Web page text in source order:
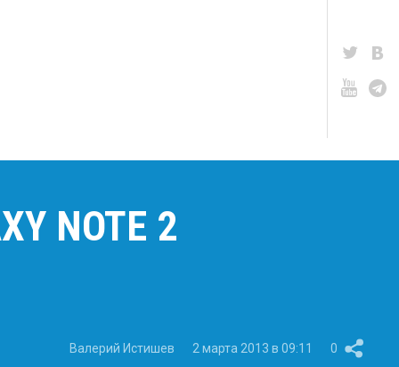
NOTE 2
Валерий Истишев 2 марта 2013 в 09:11 0